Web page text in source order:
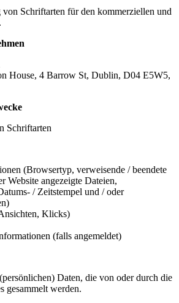
Schriftarten für den kommerziellen und
House, 4 Barrow St, Dublin, D04 E5W5,
Schriftarten
(Browsertyp, verweisende / beendete
Website angezeigte Dateien,
/ Zeitstempel und / oder
Klicks)
(falls angemeldet)
Daten, die von oder durch die
gesammelt werden.